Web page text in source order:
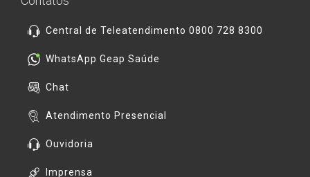
Central de Teleatendimento 0800 728 8300
WhatsApp Geap Saúde
Chat
Atendimento Presencial
Ouvidoria
Imprensa